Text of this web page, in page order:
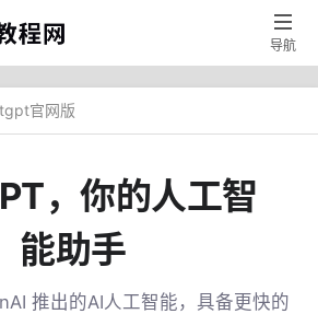

导航
官网版
，你的人工智
能助手
推出的AI人工智能，具备更快的